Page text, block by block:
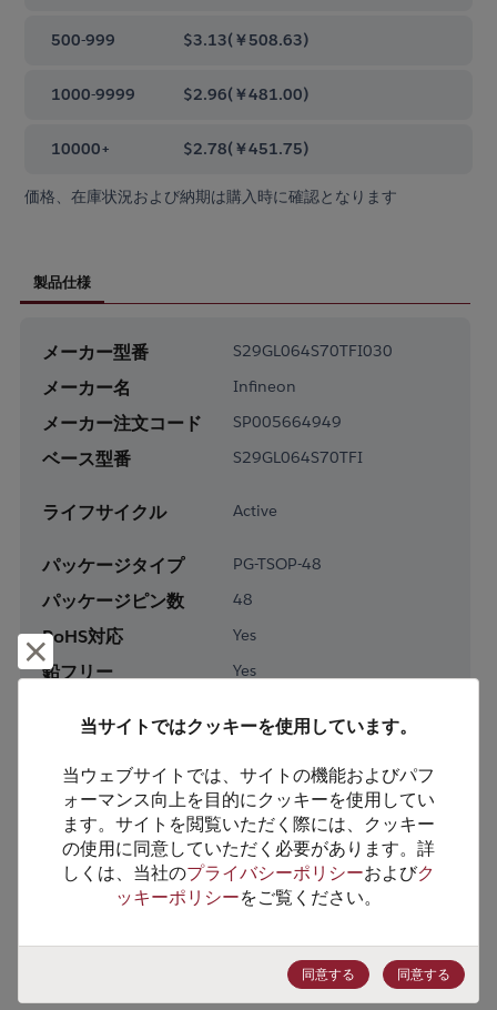
500-999 $3.13(￥508.63)
1000-9999 $2.96(￥481.00)
10000+ $2.78(￥451.75)
価格、在庫状況および納期は購入時に確認となります
製品仕様
メーカー型番 S29GL064S70TFI030
メーカー名 Infineon
メーカー注文コード SP005664949
ベース型番 S29GL064S70TFI
ライフサイクル Active
パッケージタイプ PG-TSOP-48
パッケージピン数 48
RoHS対応 Yes
鉛フリー Yes
960
製品カテゴリー Memory & Storage
製品サブカテゴリー Non-Volatile
製品グループ Parallel Flash
却下して閉じる
当サイトではクッキーを使用しています。
当ウェブサイトでは、サイトの機能およびパフ
ォーマンス向上を目的にクッキーを使用してい
ます。サイトを閲覧いただく際には、クッキー
の使用に同意していただく必要があります。詳
しくは、当社のプライバシーポリシーおよびク
ッキーポリシーをご覧ください。
同意する 同意する